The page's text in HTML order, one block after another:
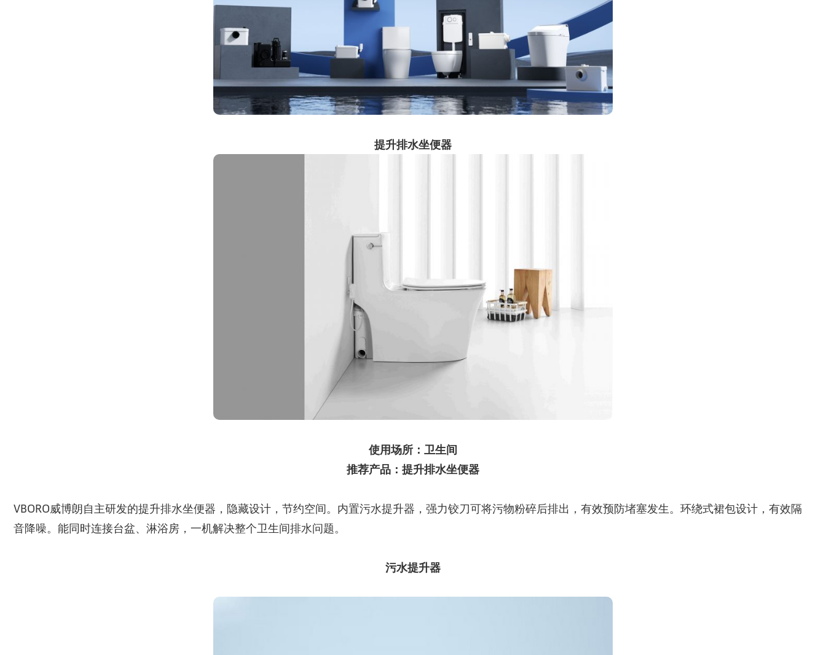
提升排水坐便器
使用场所：卫生间
推荐产品：提升排水坐便器
VBORO威博朗自主研发的提升排水坐便器，隐藏设计，节约空间。内置污水提升器，强力铰刀可将污物粉碎后排出，有效预防堵塞发生。环绕式裙包设计，有效隔
音降噪。能同时连接台盆、淋浴房，一机解决整个卫生间排水问题。
污水提升器